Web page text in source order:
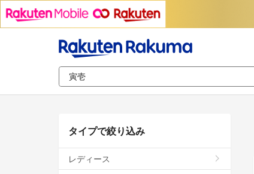
タイプで絞り込み
レディース